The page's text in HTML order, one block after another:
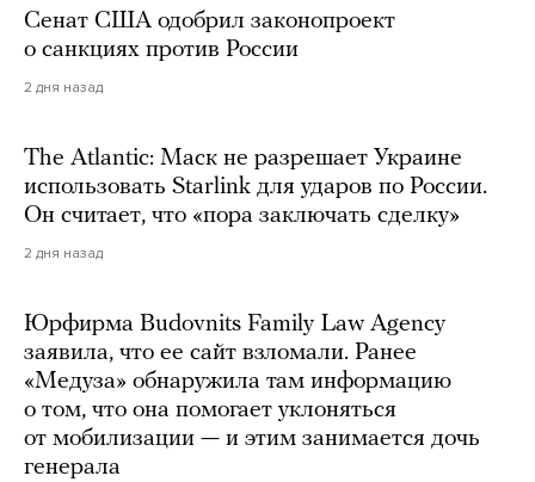
Сенат США одобрил законопроект
о санкциях против России
2 дня назад
The Atlantic: Маск не разрешает Украине
использовать Starlink для ударов по России.
Он считает, что «пора заключать сделку»
2 дня назад
Юрфирма Budovnits Family Law Agency
заявила, что ее сайт взломали. Ранее
«Медуза» обнаружила там информацию
о том, что она помогает уклоняться
от мобилизации — и этим занимается дочь
генерала